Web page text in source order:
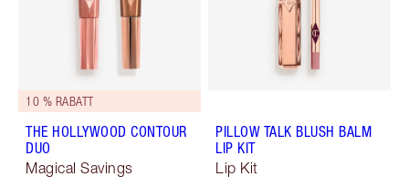
10 % RABATT
THE HOLLYWOOD CONTOUR
DUO
Magical Savings
PILLOW TALK BLUSH BALM
LIP KIT
Lip Kit